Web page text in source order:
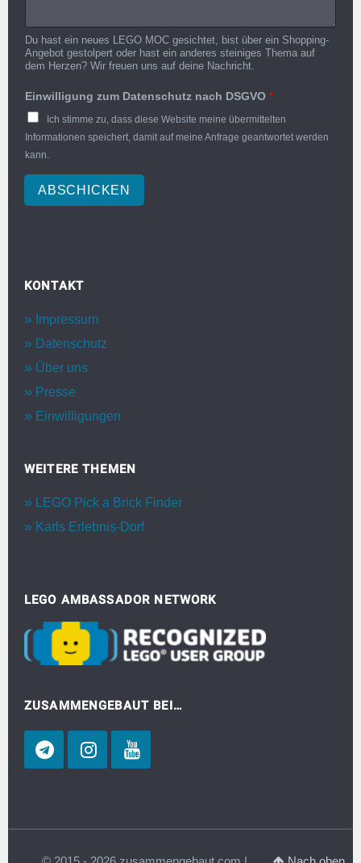
Du hast ein neues LEGO MOC gesichtet, bist über ein Shopping-
Angebot gestolpert oder hast ein anderes steiniges Thema auf
dem Herzen? Wir freuen uns auf deine Nachricht.
Einwilligung zum Datenschutz nach DSGVO *
Ich stimme zu, dass diese Website meine übermittelten
Informationen speichert, damit auf meine Anfrage geantwortet werden
kann.
ABSCHICKEN
KONTAKT
Impressum
Datenschutz
Über uns
Presse
Einwilligungen
WEITERE THEMEN
LEGO Pick a Brick Finder
Karls Erlebnis-Dorf
LEGO AMBASSADOR NETWORK
ZUSAMMENGEBAUT BEI…